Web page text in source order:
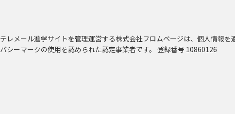
テレメール進学サイトを管理運営する株式会社フロムページは、個人情報を
バシーマークの使用を認められた認定事業者です。 登録番号 10860126